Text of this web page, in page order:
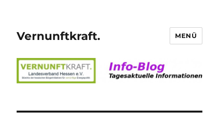
Vernunftkraft. MENÜ